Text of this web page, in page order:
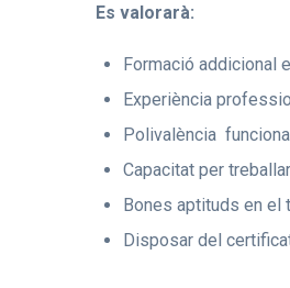
Es valorarà:
Formació addicional
Experiència
Polivalència
Capacitat per
Bones aptituds en el
Disposar del